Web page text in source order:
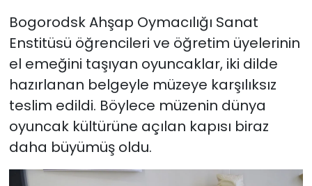
Bogorodsk Ahşap Oymacılığı Sanat
Enstitüsü öğrencileri ve öğretim üyelerinin
el emeğini taşıyan oyuncaklar, iki dilde
hazırlanan belgeyle müzeye karşılıksız
teslim edildi. Böylece müzenin dünya
oyuncak kültürüne açılan kapısı biraz
daha büyümüş oldu.